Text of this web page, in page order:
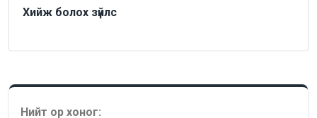
Хийж болох зүйлс
Нийт ор хоног: